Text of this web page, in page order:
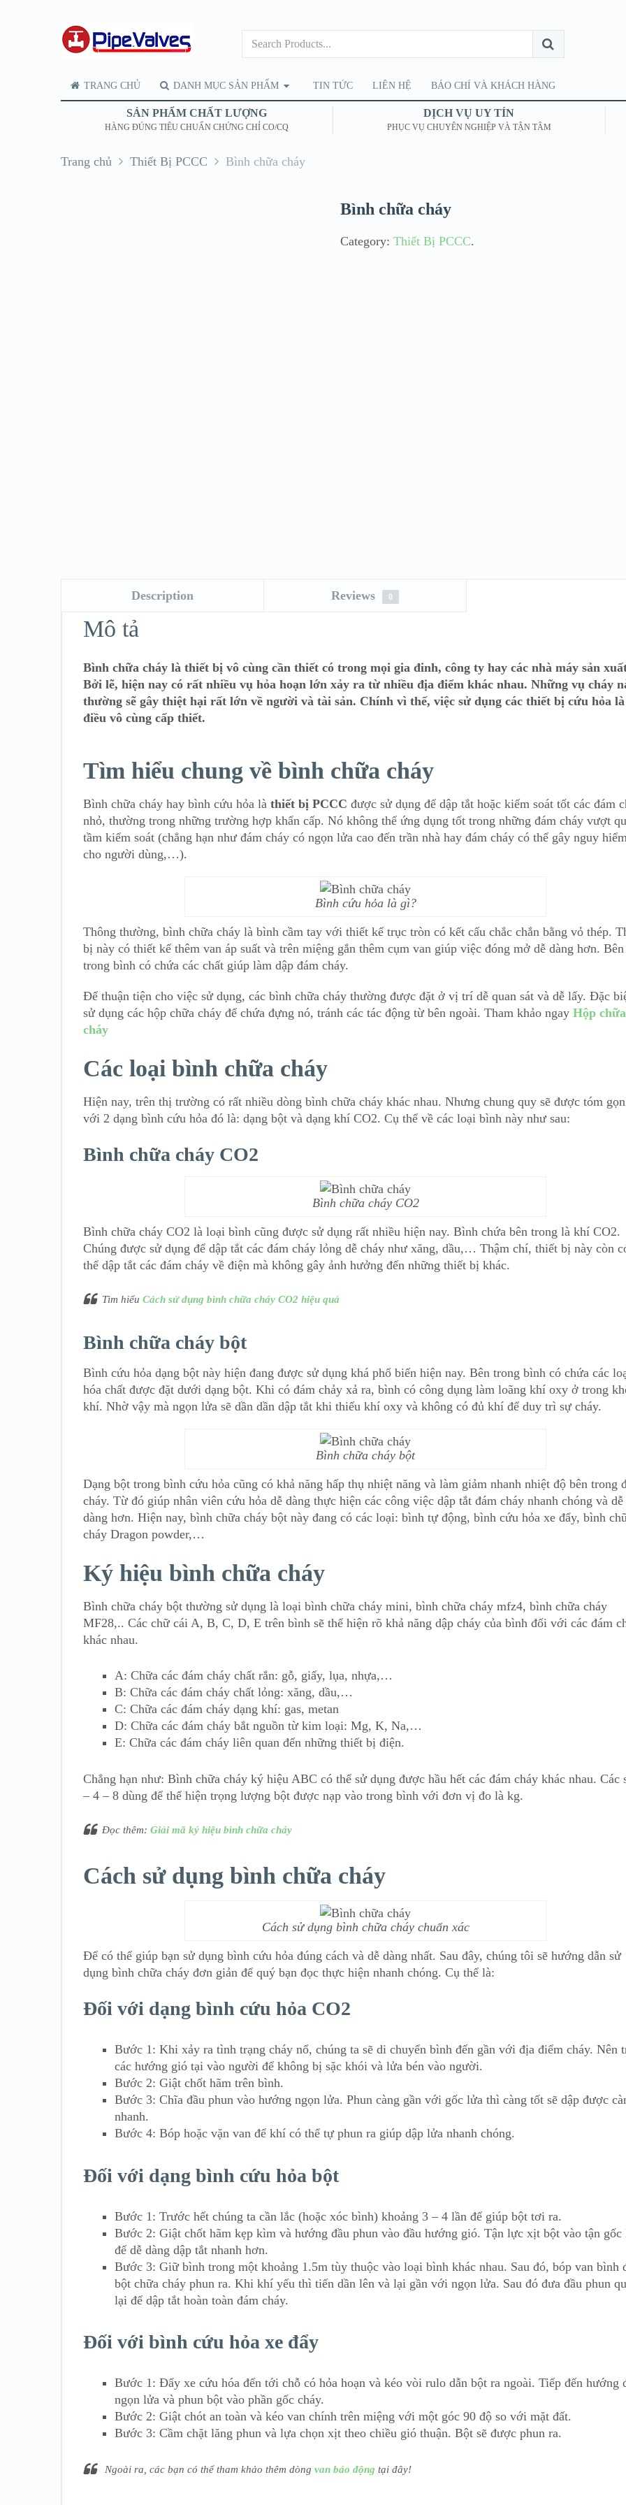
TRANG CHỦ DANH MỤC SẢN PHẨM TIN TỨC LIÊN HỆ BÁO CHÍ VÀ KHÁCH HÀNG
SẢN PHẨM CHẤT LƯỢNG
HÀNG ĐÚNG TIÊU CHUẨN CHỨNG CHỈ CO/CQ
DỊCH VỤ UY TÍN
PHỤC VỤ CHUYÊN NGHIỆP VÀ TẬN TÂM
Trang chủ Thiết Bị PCCC Bình chữa cháy
Bình chữa cháy
Category: Thiết Bị PCCC.
Description Reviews 0
Mô tả
Bình chữa cháy là thiết bị vô cùng cần thiết có trong mọi gia đinh, công ty hay các nhà máy sản
Bởi lẽ, hiện nay có rất nhiều vụ hỏa hoạn lớn xảy ra từ nhiều địa điểm khác nhau. Những vụ cháy
thường sẽ gây thiệt hại rất lớn về người và tài sản. Chính vì thế, việc sử dụng các thiết bị cứu hỏa là
điều vô cùng cấp thiết.
Tìm hiểu chung về bình chữa cháy
Bình chữa cháy hay bình cứu hỏa là thiết bị PCCC được sử dụng để dập tắt hoặc kiếm soát tốt các đám
nhỏ, thường trong những trường hợp khẩn cấp. Nó không thể ứng dụng tốt trong những đám cháy vượt
tầm kiểm soát (chẳng hạn như đám cháy có ngọn lửa cao đến trần nhà hay đám cháy có thể gây nguy
cho người dùng,…).
Bình cứu hỏa là gì?
Thông thường, bình chữa cháy là bình cầm tay với thiết kế trục tròn có kết cấu chắc chắn bằng vỏ thép.
bị này có thiết kế thêm van áp suất và trên miệng gắn thêm cụm van giúp việc đóng mở dễ dàng hơn. Bên
trong bình có chứa các chất giúp làm dập đám cháy.
Để thuận tiện cho việc sử dụng, các bình chữa cháy thường được đặt ở vị trí dễ quan sát và dễ lấy. Đặc
sử dụng các hộp chữa cháy để chứa đựng nó, tránh các tác động từ bên ngoài. Tham khảo ngayHộp chữa
cháy
Các loại bình chữa cháy
Hiện nay, trên thị trường có rất nhiều dòng bình chữa cháy khác nhau. Nhưng chung quy sẽ được tóm
với 2 dạng bình cứu hỏa đó là: dạng bột và dạng khí CO2. Cụ thể về các loại bình này như sau:
Bình chữa cháy CO2
Bình chữa cháy CO2
Bình chữa cháy CO2 là loại bình cũng được sử dụng rất nhiều hiện nay. Bình chứa bên trong là khí CO2.
Chúng được sử dụng để dập tắt các đám cháy lỏng dễ cháy như xăng, dầu,… Thậm chí, thiết bị này còn
thể dập tắt các đám cháy về điện mà không gây ảnh hưởng đến những thiết bị khác.
Tìm hiểuCách sử dụng bình chữa cháy CO2 hiệu quả
Bình chữa cháy bột
Bình cứu hỏa dạng bột này hiện đang được sử dụng khá phổ biến hiện nay. Bên trong bình có chứa các
hóa chất được đặt dưới dạng bột. Khi có đám chảy xả ra, bình có công dụng làm loãng khí oxy ở trong
khí. Nhờ vậy mà ngọn lửa sẽ dần dần dập tắt khi thiếu khí oxy và không có đủ khí để duy trì sự cháy.
Bình chữa cháy bột
Dạng bột trong bình cứu hỏa cũng có khả năng hấp thụ nhiệt năng và làm giảm nhanh nhiệt độ bên trong
cháy. Từ đó giúp nhân viên cứu hỏa dễ dàng thực hiện các công việc dập tắt đám cháy nhanh chóng và dễ
dàng hơn. Hiện nay, bình chữa cháy bột này đang có các loại: bình tự động, bình cứu hỏa xe đẩy, bình
cháy Dragon powder,…
Ký hiệu bình chữa cháy
Bình chữa cháy bột thường sử dụng là loại bình chữa cháy mini, bình chữa cháy mfz4, bình chữa cháy
MF28,.. Các chữ cái A, B, C, D, E trên bình sẽ thể hiện rõ khả năng dập cháy của bình đối với các đám
khác nhau.
A: Chữa các đám cháy chất rắn: gỗ, giấy, lụa, nhựa,…
B: Chữa các đám cháy chất lỏng: xăng, dầu,…
C: Chữa các đám cháy dạng khí: gas, metan
D: Chữa các đám cháy bắt nguồn từ kim loại: Mg, K, Na,…
E: Chữa các đám cháy liên quan đến những thiết bị điện.
Chẳng hạn như: Bình chữa cháy ký hiệu ABC có thể sử dụng được hầu hết các đám cháy khác nhau. Các
– 4 – 8 dùng để thể hiện trọng lượng bột được nạp vào trong bình với đơn vị đo là kg.
Đọc thêm:Giải mã ký hiệu bình chữa cháy
Cách sử dụng bình chữa cháy
Cách sử dụng bình chữa cháy chuẩn xác
Để có thể giúp bạn sử dụng bình cứu hỏa đúng cách và dễ dàng nhất. Sau đây, chúng tôi sẽ hướng dẫn sử
dụng bình chữa cháy đơn giản để quý bạn đọc thực hiện nhanh chóng. Cụ thể là:
Đối với dạng bình cứu hỏa CO2
Bước 1: Khi xảy ra tình trạng cháy nổ, chúng ta sẽ di chuyển bình đến gần với địa điểm cháy. Nên
các hướng gió tại vào người để không bị sặc khói và lửa bén vào người.
Bước 2: Giật chốt hãm trên bình.
Bước 3: Chĩa đầu phun vào hướng ngọn lửa. Phun càng gần với gốc lửa thì càng tốt sẽ dập được
nhanh.
Bước 4: Bóp hoặc vặn van để khí có thể tự phun ra giúp dập lửa nhanh chóng.
Đối với dạng bình cứu hỏa bột
Bước 1: Trước hết chúng ta cần lắc (hoặc xóc bình) khoảng 3 – 4 lần để giúp bột tơi ra.
Bước 2: Giật chốt hãm kẹp kìm và hướng đầu phun vào đầu hướng gió. Tận lực xịt bột vào tận gốc
để dễ dàng dập tắt nhanh hơn.
Bước 3: Giữ bình trong một khoảng 1.5m tùy thuộc vào loại bình khác nhau. Sau đó, bóp van bình
bột chữa cháy phun ra. Khi khí yếu thì tiến dần lên và lại gần với ngọn lửa. Sau đó đưa đầu phun
lại để dập tắt hoàn toàn đám cháy.
Đối với bình cứu hỏa xe đẩy
Bước 1: Đẩy xe cứu hóa đến tới chỗ có hỏa hoạn và kéo vòi rulo dẫn bột ra ngoài. Tiếp đến hướng
ngọn lửa và phun bột vào phần gốc cháy.
Bước 2: Giật chót an toàn và kéo van chính trên miệng với một góc 90 độ so với mặt đất.
Bước 3: Cầm chặt lăng phun và lựa chọn xịt theo chiều gió thuận. Bột sẽ được phun ra.
Ngoài ra, các bạn có thể tham khảo thêm dòngvan báo động tại đây!